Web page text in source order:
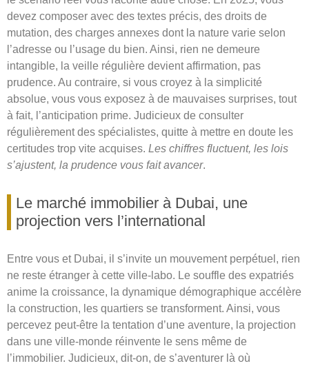
devez composer avec des textes précis, des droits de
mutation, des charges annexes dont la nature varie selon
l’adresse ou l’usage du bien. Ainsi, rien ne demeure
intangible, la veille régulière devient affirmation, pas
prudence. Au contraire, si vous croyez à la simplicité
absolue, vous vous exposez à de mauvaises surprises, tout
à fait, l’anticipation prime. Judicieux de consulter
régulièrement des spécialistes, quitte à mettre en doute les
certitudes trop vite acquises. Les chiffres fluctuent, les lois
s’ajustent, la prudence vous fait avancer.
Le marché immobilier à Dubai, une
projection vers l’international
Entre vous et Dubai, il s’invite un mouvement perpétuel, rien
ne reste étranger à cette ville-labo. Le souffle des expatriés
anime la croissance, la dynamique démographique accélère
la construction, les quartiers se transforment. Ainsi, vous
percevez peut-être la tentation d’une aventure, la projection
dans une ville-monde réinvente le sens même de
l’immobilier. Judicieux, dit-on, de s’aventurer là où